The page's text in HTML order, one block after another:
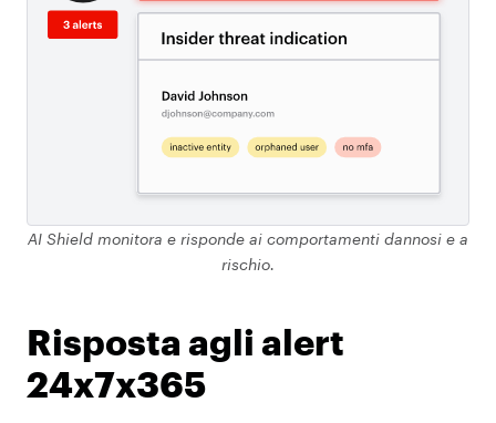
AI Shield monitora e risponde ai comportamenti dannosi e a
rischio.
Risposta agli alert
24x7x365